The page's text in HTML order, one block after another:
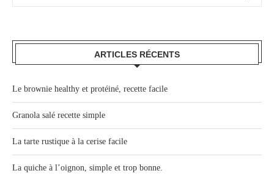
ARTICLES RÉCENTS
Le brownie healthy et protéiné, recette facile
Granola salé recette simple
La tarte rustique à la cerise facile
La quiche à l’oignon, simple et trop bonne.